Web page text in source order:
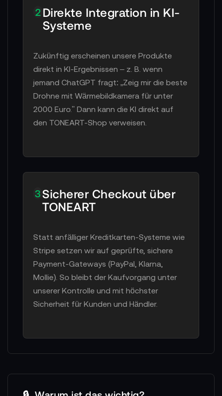
2 Direkte Integration in KI-
Systeme
Zukünftig erscheinen unsere Produkte
direkt in KI-Ergebnissen – z. B. wenn
jemand ChatGPT fragt: „Zeig mir die beste
Drohne mit Wärmebildkamera für unter
2000 Euro." Dann kann die KI direkt auf
den TONEART-Shop verweisen.
3Sicherer Checkout über
TONEART
Statt anfälliger Kreditkarten-Systeme wie
Stripe setzen wir auf geprüfte, sichere
Payment-Gateways (PayPal, Klarna,
Mollie). So bleibt der Kaufvorgang unter
unserer Kontrolle und mit höchster
Sicherheit für Kunden und Händler.